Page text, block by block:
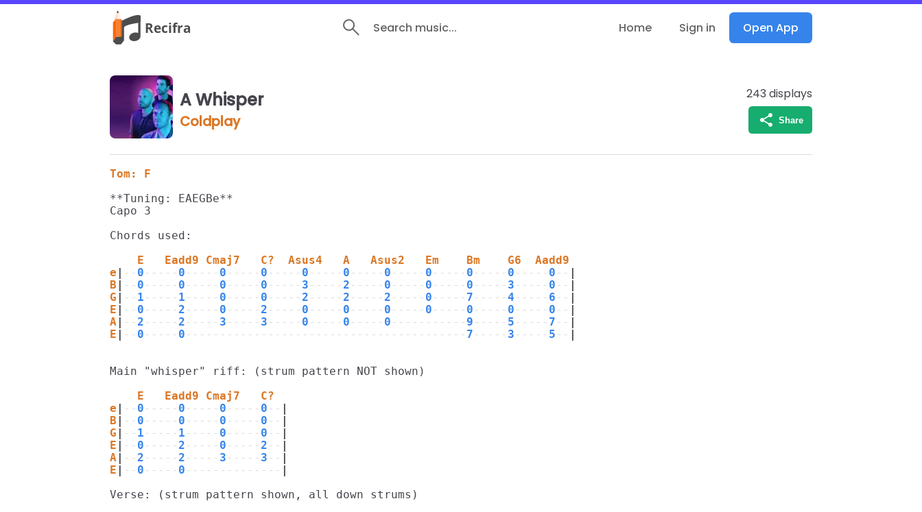
Search music... Home Sign in Open App
A Whisper
Coldplay
243 displays
Share
Tom: F
**Tuning: EAEGBe**
Capo 3
Chords used:
    E   Eadd9 Cmaj7   C?  Asus4   A   Asus2   Em    Bm    G6  Aadd9
e
-- 0 ----- 0 ----- 0 ----- 0 ----- 0 ----- 0 ----- 0 ----- 0 ----- 0 ----- 0 ----- 0 --
B
-- 0 ----- 0 ----- 0 ----- 0 ----- 3 ----- 2 ----- 0 ----- 0 ----- 0 ----- 3 ----- 0 --
G
-- 1 ----- 1 ----- 0 ----- 0 ----- 2 ----- 2 ----- 2 ----- 0 ----- 7 -----4 ----- 6 --
E
-- 0 ----- 2 ----- 0 ----- 2 ----- 0 ----- 0 ----- 0 ----- 0 ----- 0 ----- 0 ----- 0 --
A
-- 2 ----- 2 ----- 3 ----- 3 ----- 0 ----- 0 ----- 0 ----------- 9 ----- 5 ----- 7 --
E
-- 0 ----- 0 ----------------------------------------- 7 ----- 3 ----- 5 --
Main "whisper" riff: (strum pattern NOT shown)
    E   Eadd9 Cmaj7   C?
e
-- 0 ----- 0 ----- 0 ----- 0 --
B
-- 0 ----- 0 ----- 0 ----- 0 --
G
-- 1 ----- 1 ----- 0 ----- 0 --
E
-- 0 ----- 2 ----- 0 ----- 2 --
A
-- 2 ----- 2 ----- 3 ----- 3 --
E
-- 0 ----- 0 --------------
Verse: (strum pattern shown, all down strums)